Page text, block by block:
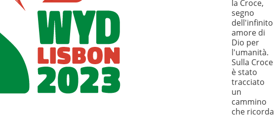
la Croce,
segno
dell'infinito
amore di
Dio per
l'umanità.
Sulla Croce
è stato
tracciato
un
cammino
che ricorda